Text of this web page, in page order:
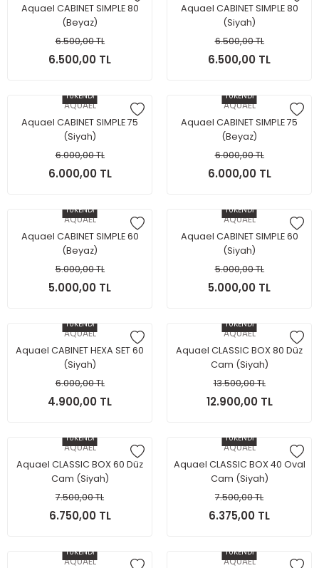
Aquael CABINET SIMPLE 80
(Beyaz)
6.500,00 TL
6.500,00 TL
Aquael CABINET SIMPLE 80
(Siyah)
6.500,00 TL
6.500,00 TL
TÜKENDİ
AQUAEL
Aquael CABINET SIMPLE 75
(Siyah)
6.000,00 TL
6.000,00 TL
TÜKENDİ
AQUAEL
Aquael CABINET SIMPLE 75
(Beyaz)
6.000,00 TL
6.000,00 TL
TÜKENDİ
AQUAEL
Aquael CABINET SIMPLE 60
(Beyaz)
5.000,00 TL
5.000,00 TL
TÜKENDİ
AQUAEL
Aquael CABINET SIMPLE 60
(Siyah)
5.000,00 TL
5.000,00 TL
TÜKENDİ
AQUAEL
Aquael CABINET HEXA SET 60
(Siyah)
6.000,00 TL
4.900,00 TL
TÜKENDİ
AQUAEL
Aquael CLASSIC BOX 80 Düz
Cam (Siyah)
13.500,00 TL
12.900,00 TL
TÜKENDİ
AQUAEL
Aquael CLASSIC BOX 60 Düz
Cam (Siyah)
7.500,00 TL
6.750,00 TL
TÜKENDİ
AQUAEL
Aquael CLASSIC BOX 40 Oval
Cam (Siyah)
7.500,00 TL
6.375,00 TL
TÜKENDİ
AQUAEL
TÜKENDİ
AQUAEL